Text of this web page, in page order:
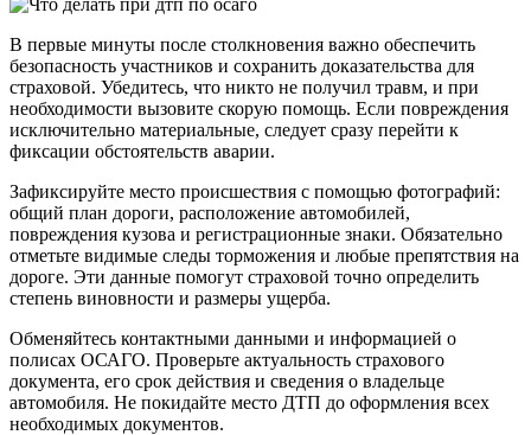
В первые минуты после столкновения важно обеспечить
безопасность участников и сохранить доказательства для
страховой. Убедитесь, что никто не получил травм, и при
необходимости вызовите скорую помощь. Если повреждения
исключительно материальные, следует сразу перейти к
фиксации обстоятельств аварии.
Зафиксируйте место происшествия с помощью фотографий:
общий план дороги, расположение автомобилей,
повреждения кузова и регистрационные знаки. Обязательно
отметьте видимые следы торможения и любые препятствия на
дороге. Эти данные помогут страховой точно определить
степень виновности и размеры ущерба.
Обменяйтесь контактными данными и информацией о
полисах ОСАГО. Проверьте актуальность страхового
документа, его срок действия и сведения о владельце
автомобиля. Не покидайте место ДТП до оформления всех
необходимых документов.